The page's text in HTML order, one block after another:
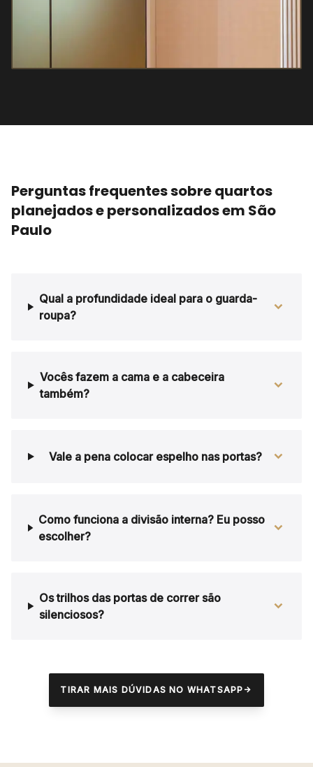
Perguntas frequentes sobre quartos
planejados e personalizados em São
Paulo
Qual a profundidade ideal para o guarda-
roupa?
Vocês fazem a cama e a cabeceira
também?
Vale a pena colocar espelho nas portas?
Como funciona a divisão interna? Eu posso
escolher?
Os trilhos das portas de correr são
silenciosos?
TIRAR MAIS DÚVIDAS NO WHATSAPP